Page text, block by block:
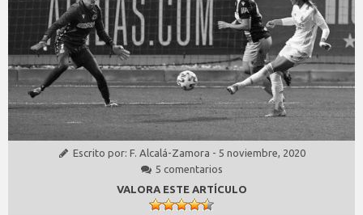
Escrito por: F. Alcalá-Zamora - 5 noviembre, 2020
5 comentarios
VALORA ESTE ARTÍCULO